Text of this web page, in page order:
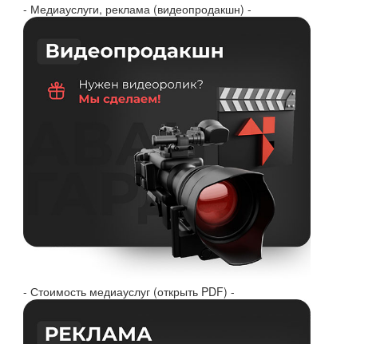
- Медиауслуги, реклама (видеопродакшн) -
- Стоимость медиауслуг (открыть PDF) -